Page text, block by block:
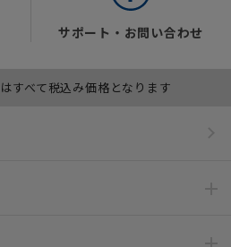
サポート・お問い合わせ
すべて税込み価格となります